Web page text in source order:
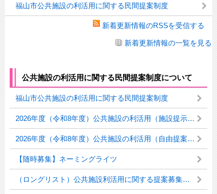
福山市公共施設の利活用に関する民間提案制度
新着更新情報のRSSを受信する
新着更新情報の一覧を見る
公共施設の利活用に関する民間提案制度について
福山市公共施設の利活用に関する民間提案制度
2026年度（令和8年度）公共施設の利活用（施設提示型）
2026年度（令和8年度）公共施設の利活用（自由提案型）
【随時募集】ネーミングライツ
（ロングリスト）公共施設利活用に関する提案募集を検討している施設